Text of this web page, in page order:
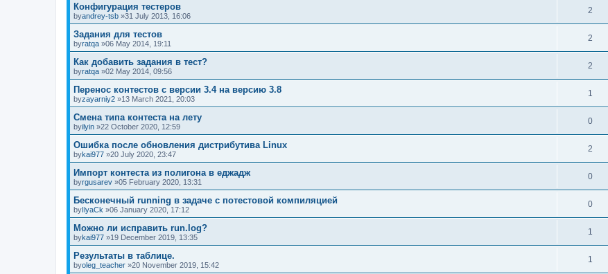
Конфигурация тестеров
byandrey-tsb »31 July 2013, 16:06
2
Задания для тестов
byratqa »06 May 2014, 19:11
2
Как добавить задания в тест?
byratqa »02 May 2014, 09:56
2
Перенос контестов с версии 3.4 на версию 3.8
byzayarniy2 »13 March 2021, 20:03
1
Смена типа контеста на лету
byilyin »22 October 2020, 12:59
0
Ошибка после обновления дистрибутива Linux
bykai977 »20 July 2020, 23:47
2
Импорт контеста из полигона в еджадж
byrgusarev »05 February 2020, 13:31
0
Бесконечный running в задаче с потестовой компиляцией
byIlyaCk »06 January 2020, 17:12
0
Можно ли исправить run.log?
bykai977 »19 December 2019, 13:35
1
Результаты в таблице.
byoleg_teacher »20 November 2019, 15:42
1